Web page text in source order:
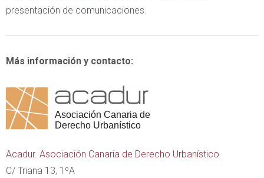
presentación de comunicaciones.
Más información y contacto:
Acadur. Asociación Canaria de Derecho Urbanístico
C/ Triana 13, 1ºA